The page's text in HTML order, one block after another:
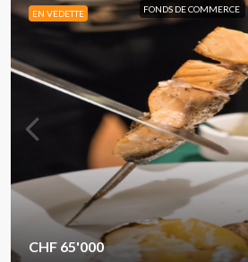
EN VEDETTE FONDS DE COMMERCE
CHF 65'000